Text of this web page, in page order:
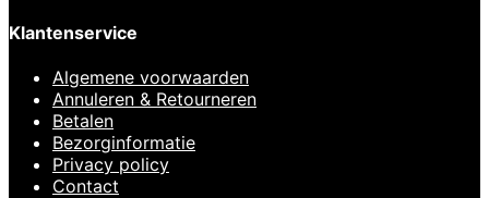
Klantenservice
Algemene voorwaarden
Annuleren & Retourneren
Betalen
Bezorginformatie
Privacy policy
Contact